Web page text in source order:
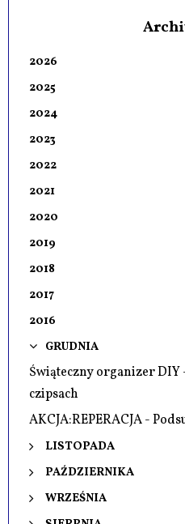
2026
2025
2024
2023
2022
2021
2020
2019
2018
2017
2016
GRUDNIA
Świąteczny organizer
czipsach
AKCJA:REPERACJA -
LISTOPADA
PAŹDZIERNIKA
WRZEŚNIA